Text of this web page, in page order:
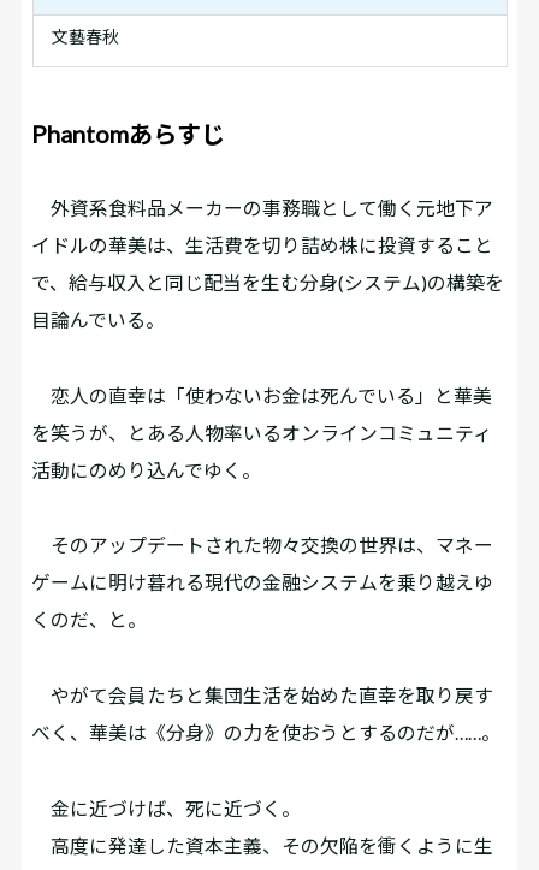
文藝春秋
Phantomあらすじ
外資系食料品メーカーの事務職として働く元地下ア
イドルの華美は、生活費を切り詰め株に投資すること
で、給与収入と同じ配当を生む分身(システム)の構築を
目論んでいる。
恋人の直幸は「使わないお金は死んでいる」と華美
を笑うが、とある人物率いるオンラインコミュニティ
活動にのめり込んでゆく。
そのアップデートされた物々交換の世界は、マネー
ゲームに明け暮れる現代の金融システムを乗り越えゆ
くのだ、と。
やがて会員たちと集団生活を始めた直幸を取り戻す
べく、華美は《分身》の力を使おうとするのだが……。
金に近づけば、死に近づく。
高度に発達した資本主義、その欠陥を衝くように生